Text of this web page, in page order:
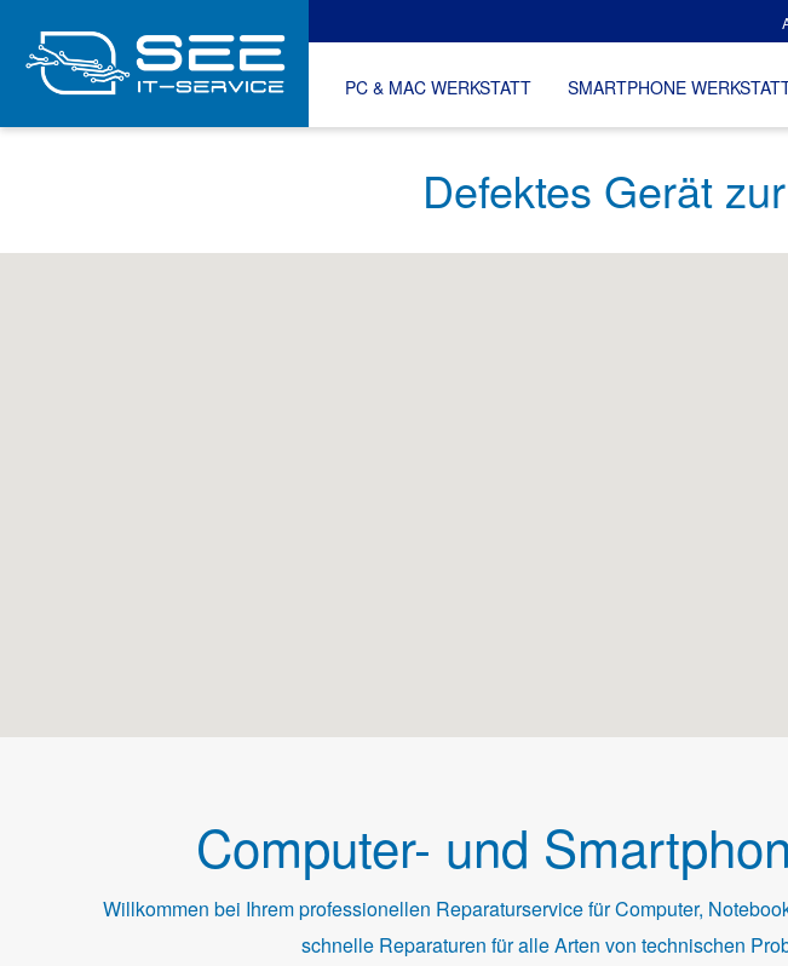
PC & MAC WERKSTATT SMARTPHONE
Defektes Gerät
Computer- und
Willkommen bei Ihrem professionellen Reparaturservice für Computer,
schnelle Reparaturen für alle Arten von technischen